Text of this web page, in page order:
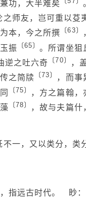
功，大半难矣
师友，岂可重以芟
本，今之所撰 〔63〕
振 〔65〕 。所谓坐狙
逆之吐六奇 〔70〕 ，
之简牍 〔73〕
，而事
〔75〕 ，方之篇翰，
〔78〕 ，故与夫篇什
一，又以类分，类
，指远古时代。